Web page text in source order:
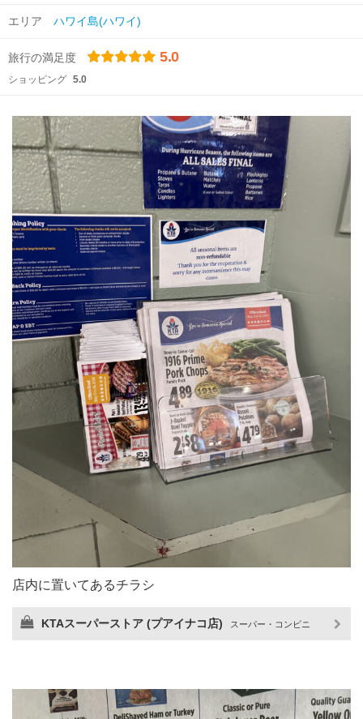
エリア ハワイ島(ハワイ)
旅行の満足度 5.0
ショッピング 5.0
店内に置いてあるチラシ
KTAスーパーストア (プアイナコ店) スーパー・コンビニ